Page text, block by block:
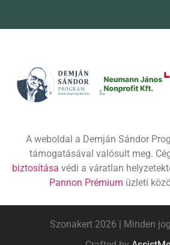
A weboldal a Demján Sándor
támogatásával valósult meg.
biztosítása védi a váratlan
Pannon Prémium üzleti
Szonakert 2026 | Minden